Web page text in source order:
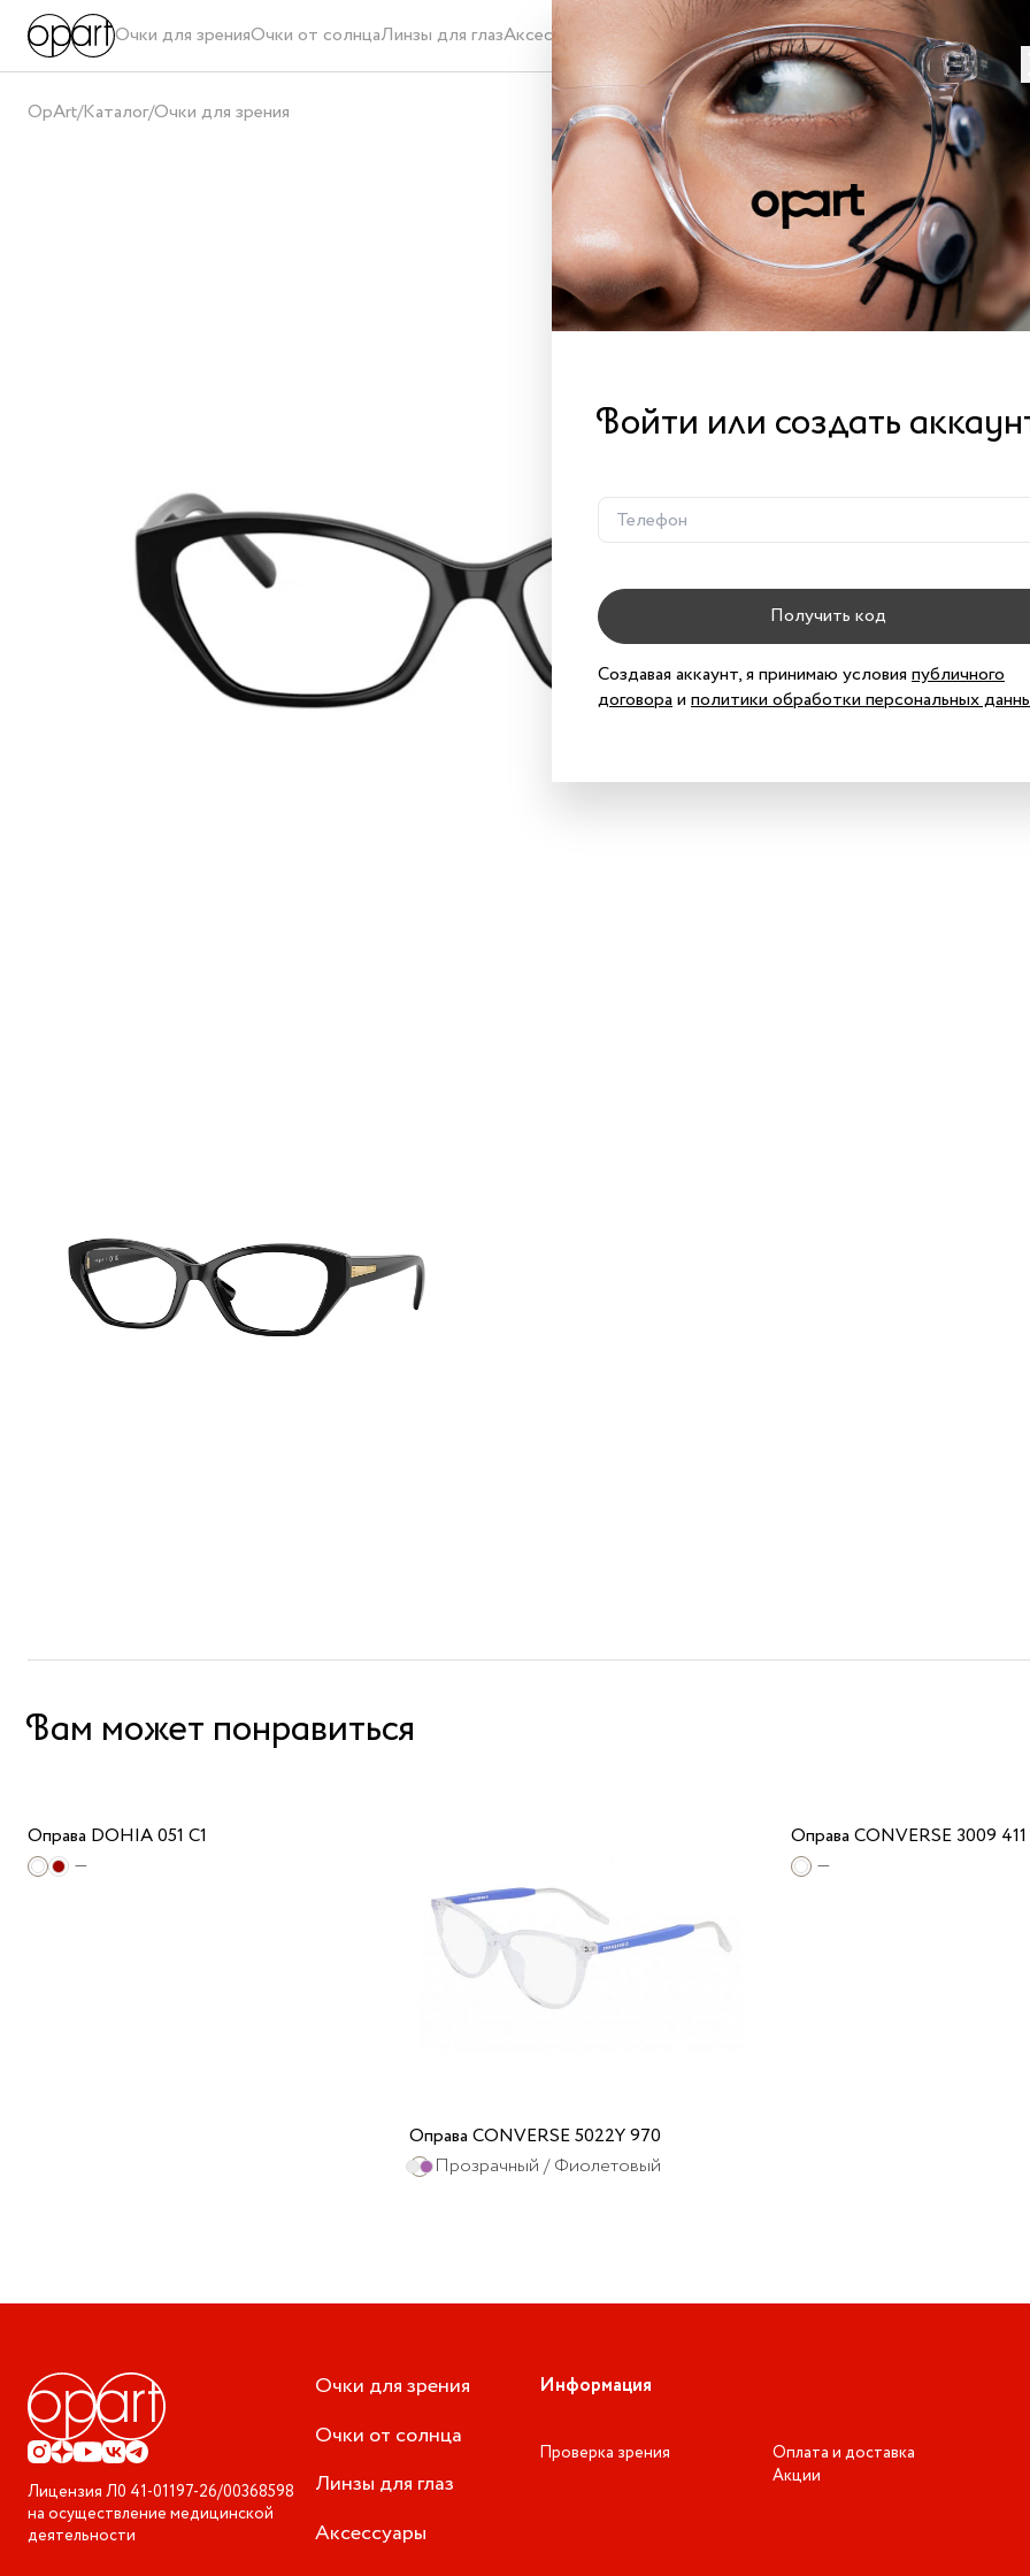
Очки для зренияОчки от солнцаЛинзы для глазАксессуары Проверка зрения
Войти или создать
Получить код
Создавая аккаунт, я принимаю условия публичного
договораи политики обработки персональных
OpArt/Каталог/Очки для зрения
Как
Вам может понравиться
Оправа DOHIA 051 C1
—
Оправа CONVERSE 5022Y 970
Прозрачный / Фиолетовый
Оправа CONVERSE 3009 411
—
Лицензия Л0 41-01197-26/00368598
на осуществление медицинской
деятельности
Очки для зрения
Очки от солнца
Линзы для глаз
Аксессуары
Информация
Проверка зрения
Оплата и доставка
Акции